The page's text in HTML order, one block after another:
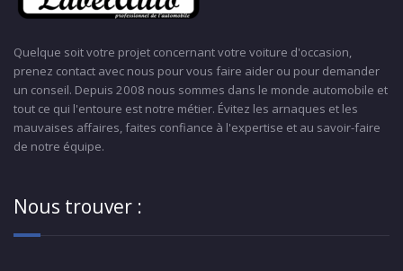
Quelque soit votre projet concernant votre voiture d'occasion,
prenez contact avec nous pour vous faire aider ou pour demander
un conseil. Depuis 2008 nous sommes dans le monde automobile et
tout ce qui l'entoure est notre métier. Évitez les arnaques et les
mauvaises affaires, faites confiance à l'expertise et au savoir-faire
de notre équipe.
Nous trouver :